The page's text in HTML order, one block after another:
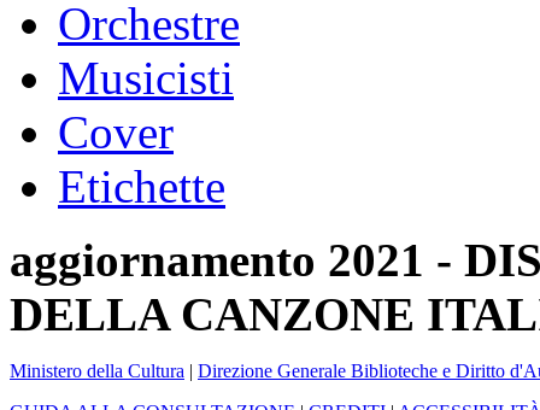
Orchestre
Musicisti
Cover
Etichette
aggiornamento 2021 -
DELLA CANZONE
Ministero della Cultura | Direzione Generale Biblioteche e Diritto